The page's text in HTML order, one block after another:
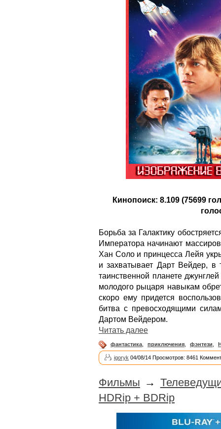
Кинопоиск: 8.109 (75699
Борьба за Галактику
Императора начинают
Хан Соло и принцесса Лейя
и захватывает Дарт Вейдер, в
таинственной планете
молодого рыцаря навыкам
скоро ему придется
битва с превосходящими
Дартом Вейдером.
Читать далее
фантастика приключения фэнтези
igoryk 04/08/14 Просмотров: 8461
Фильмы →
HDRip + BDRip